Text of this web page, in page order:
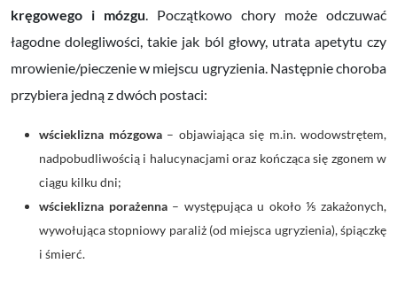
kręgowego i mózgu. Początkowo chory może odczuwać
łagodne dolegliwości, takie jak ból głowy, utrata apetytu czy
mrowienie/pieczenie w miejscu ugryzienia. Następnie choroba
przybiera jedną z dwóch postaci:
wścieklizna mózgowa– objawiająca się m.in. wodowstrętem,
nadpobudliwością i halucynacjami oraz kończąca się zgonem w
ciągu kilku dni;
wścieklizna porażenna – występująca u około ⅕ zakażonych,
wywołująca stopniowy paraliż (od miejsca ugryzienia), śpiączkę
i śmierć.